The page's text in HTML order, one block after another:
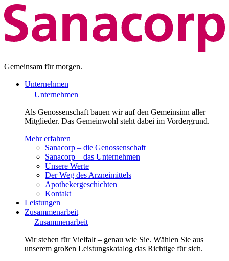
Gemeinsam für morgen.
Unternehmen
Unternehmen
Als Genossenschaft bauen wir auf den Gemeinsinn aller
Mitglieder. Das Gemeinwohl steht dabei im Vordergrund.
Mehr erfahren
Sanacorp – die Genossenschaft
Sanacorp – das Unternehmen
Unsere Werte
Der Weg des Arzneimittels
Apothekergeschichten
Kontakt
Leistungen
Zusammenarbeit
Zusammenarbeit
Wir stehen für Vielfalt – genau wie Sie. Wählen Sie aus
unserem großen Leistungskatalog das Richtige für sich.